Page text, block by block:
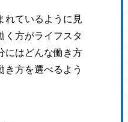
れているように見
く方がライフスタ
にはどんな働き方
き方を選べるよう
css' href='https://
swipebox-css'
href='https://
href='https://